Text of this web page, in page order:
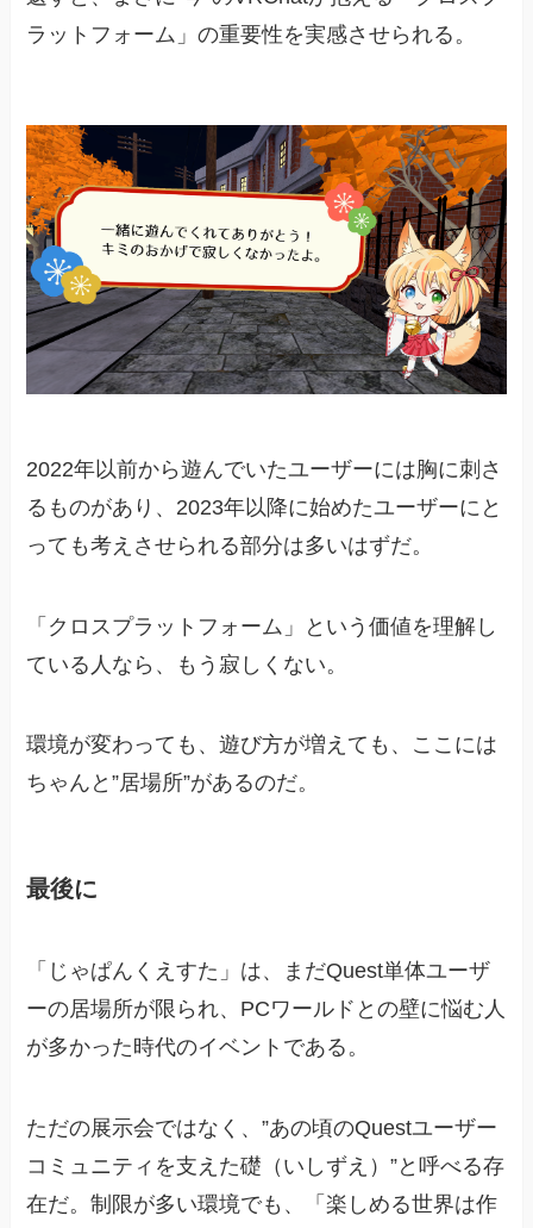
ラットフォーム」の重要性を実感させられる。
2022年以前から遊んでいたユーザーには胸に刺さ
るものがあり、2023年以降に始めたユーザーにと
っても考えさせられる部分は多いはずだ。
「クロスプラットフォーム」という価値を理解し
ている人なら、もう寂しくない。
環境が変わっても、遊び方が増えても、ここには
ちゃんと”居場所”があるのだ。
最後に
「じゃぱんくえすた」は、まだQuest単体ユーザ
ーの居場所が限られ、PCワールドとの壁に悩む人
が多かった時代のイベントである。
ただの展示会ではなく、”あの頃のQuestユーザー
コミュニティを支えた礎（いしずえ）”と呼べる存
在だ。制限が多い環境でも、「楽しめる世界は作